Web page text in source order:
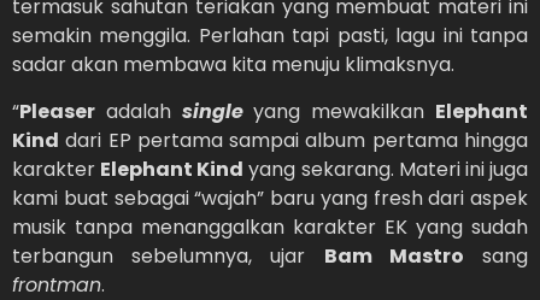
termasuk sahutan teriakan yang membuat materi ini
semakin menggila. Perlahan tapi pasti, lagu ini tanpa
sadar akan membawa kita menuju klimaksnya.
“Pleaser adalah singleyang mewakilkan Elephant
Kind dari EP pertama sampai album pertama hingga
karakter Elephant Kind yang sekarang. Materi ini juga
kami buat sebagai “wajah” baru yang fresh dari aspek
musik tanpa menanggalkan karakter EK yang sudah
terbangun sebelumnya, ujar Bam Mastro sang
frontman.